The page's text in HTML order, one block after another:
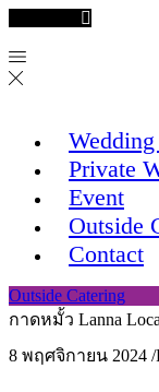
Private
Event
Outside
Contact
Outside Catering
กาดหมั้ว Lanna
8 พฤศจิกายน 2024 /